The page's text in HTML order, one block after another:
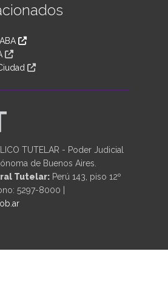
TUTELAR - Poder Judicial
de Buenos Aires.
Tutelar: Perú 143, piso 12º
5297-8000 |